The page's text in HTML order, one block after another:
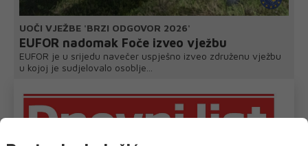
UOČI VJEŽBE 'BRZI ODGOVOR 2026'
EUFOR nadomak Foče izveo vježbu
EUFOR je u srijedu navečer uspješno izveo združenu vježbu
u kojoj je sudjelovalo osoblje...